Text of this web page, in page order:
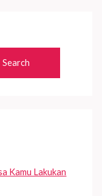
Search
Kamu Lakukan